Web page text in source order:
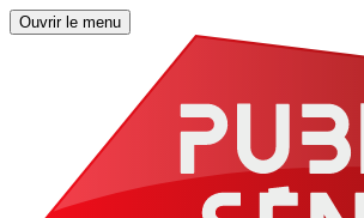
Ouvrir le menu